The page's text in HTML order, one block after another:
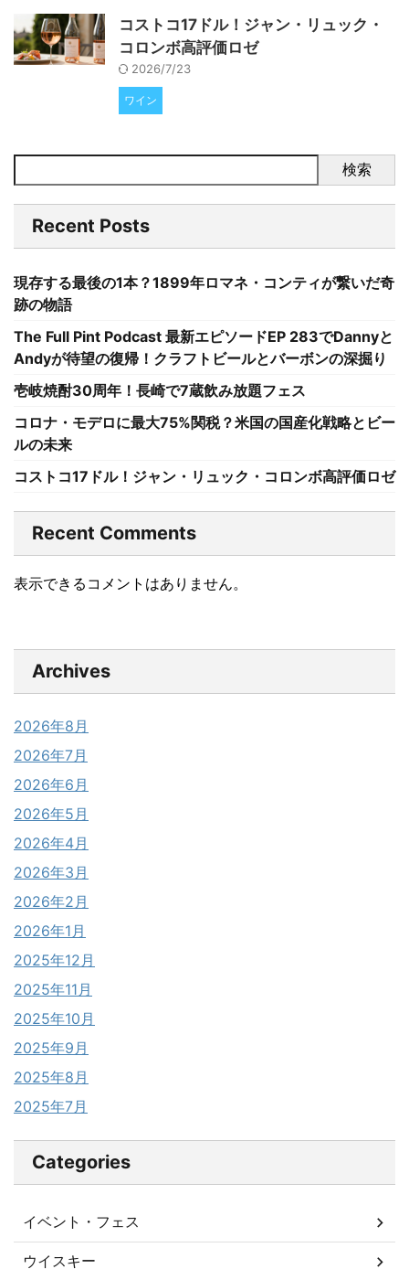
コストコ17ドル！ジャン・リュック・
コロンボ高評価ロゼ
2026/7/23
ワイン
検索
Recent Posts
現存する最後の1本？1899年ロマネ・コンティが繋いだ奇
跡の物語
The Full Pint Podcast 最新エピソードEP 283でDannyと
Andyが待望の復帰！クラフトビールとバーボンの深掘り
壱岐焼酎30周年！長崎で7蔵飲み放題フェス
コロナ・モデロに最大75%関税？米国の国産化戦略とビー
ルの未来
コストコ17ドル！ジャン・リュック・コロンボ高評価ロゼ
Recent Comments
表示できるコメントはありません。
Archives
2026年8月
2026年7月
2026年6月
2026年5月
2026年4月
2026年3月
2026年2月
2026年1月
2025年12月
2025年11月
2025年10月
2025年9月
2025年8月
2025年7月
Categories
イベント・フェス
ウイスキー